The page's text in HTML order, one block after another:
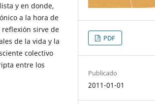
y en donde,
a la hora de
sirve de
de la vida y la
colectivo
entre los
PDF
Publicado
2011-01-01